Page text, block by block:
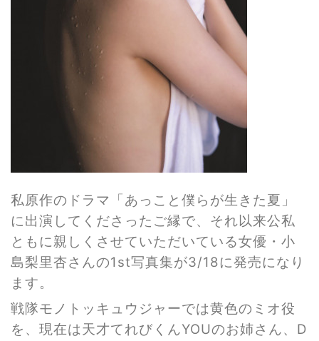
私原作のドラマ「あっこと僕らが生きた夏」
に出演してくださったご縁で、それ以来公私
ともに親しくさせていただいている女優・小
島梨里杏さんの1st写真集が3/18に発売になり
ます。
戦隊モノトッキュウジャーでは黄色のミオ役
を、現在は天才てれびくんYOUのお姉さん、D